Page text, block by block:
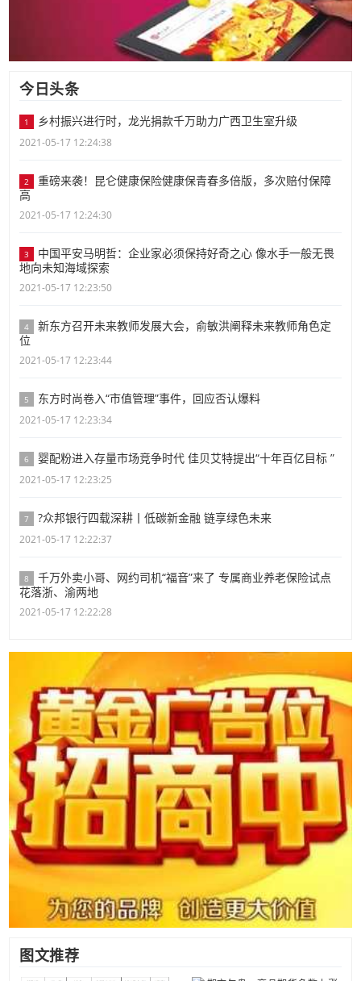
今日头条
1 乡村振兴进行时，龙光捐款千万助力广西卫生室升级
2021-05-17 12:24:38
2
重磅来袭！昆仑健康保险健康保青春多倍版，多次赔付保障
高
2021-05-17 12:24:30
3
中国平安马明哲：企业家必须保持好奇之心 像水手一般无畏
地向未知海域探索
2021-05-17 12:23:50
4
新东方召开未来教师发展大会，俞敏洪阐释未来教师角色定
位
2021-05-17 12:23:44
5 东方时尚卷入“市值管理”事件，回应否认爆料
2021-05-17 12:23:34
6 婴配粉进入存量市场竞争时代 佳贝艾特提出“十年百亿目标 ”
2021-05-17 12:23:25
7 ?众邦银行四载深耕丨低碳新金融 链享绿色未来
2021-05-17 12:22:37
8
千万外卖小哥、网约司机“福音”来了 专属商业养老保险试点
花落浙、渝两地
2021-05-17 12:22:28
图文推荐